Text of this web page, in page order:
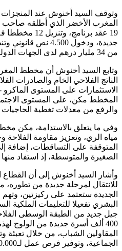
وتوقف السيد أخنوش عند
جديدة، ودخول 4.500
من 34 مليار درهم لدى الجهات الدولية المانحة.
وتابع السيد أخنوش أن مخطط
الناتج الفلاحي الخام والصادرات
الاستثمارات على المستوى
المخطط مكن، على المستوى
والرفع من معدلات تغطية الحاجيات
وفي ما يتعلق بالاستدامة، مكن
مياه الري، وتعزيز مقاومة
المتوقفة على التساقطات، إضافة
الصغيرة والمتوسطة، إذ استفاد منها 2.7 مليون فلاح.
وأشار السيد أخنوش إلى أن القطاع
للانتقال لمرحلة جديدة من تطوره،
الجديدة ستعتمد على ركيزتين، وتهم
البشري تفعيلا للتعليمات الملكية
400 ألف أسرة جديدة من الولوج
المقاولين الشباب، من خلال تعبئة
الجماعية، وتوفير فرص عمل لـ350.000 شاب.